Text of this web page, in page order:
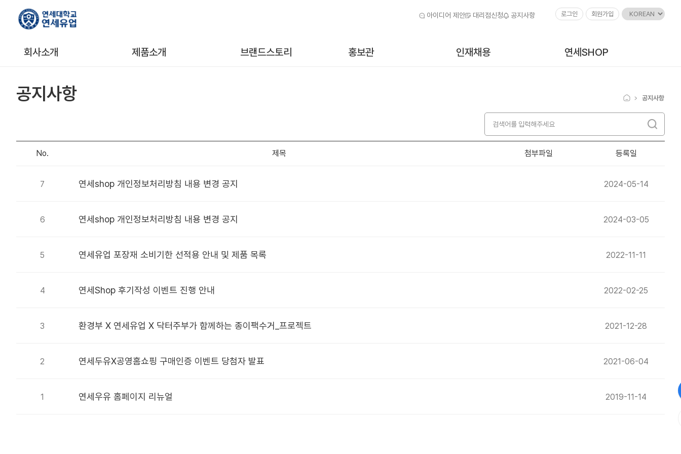
아이디어 제안 대리점신청 공지사항 로그인 회원가입
회사소개 제품소개 브랜드스토리 홍보관 인재채용 연세SHOP
공지사항 공지사항
No. 제목 첨부파일 등록일
7 연세shop 개인정보처리방침 내용 변경 공지 2024-05-14
6 연세shop 개인정보처리방침 내용 변경 공지 2024-03-05
5 연세유업 포장재 소비기한 선적용 안내 및 제품 목록 2022-11-11
4 연세Shop 후기작성 이벤트 진행 안내 2022-02-25
3 환경부 X 연세유업 X 닥터주부가 함께하는 종이팩수거_프로젝트 2021-12-28
2 연세두유X공영홈쇼핑 구매인증 이벤트 당첨자 발표 2021-06-04
1 연세우유 홈페이지 리뉴얼 2019-11-14